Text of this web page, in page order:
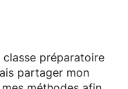
préparatoire
partager mon